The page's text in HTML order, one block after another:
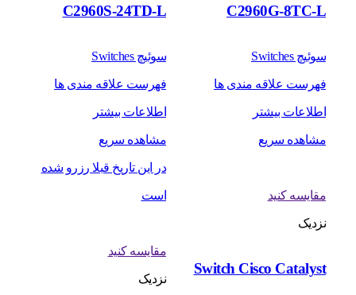
C2960G-8TC-L
سوئیچ Switches
فهرست علاقه مندی ها
اطلاعات بیشتر
مشاهده سریع
C2960S-24TD-L
سوئیچ Switches
فهرست علاقه مندی ها
اطلاعات بیشتر
مشاهده سریع
مقایسه کنید
نزدیک
Switch Cisco Catalyst
در این تاریخ قبلا رزرو شده
است
مقایسه کنید
نزدیک